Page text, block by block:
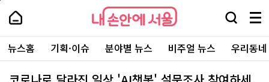
본
로
가
내
손
안
에
서
울
-
내
손
에
울
검
창
열
기
메
뉴
전
체
보
주
요
서
뉴스홈 기획·이슈 분야별 뉴스 비주얼 뉴스 우리동
페
상
단
로